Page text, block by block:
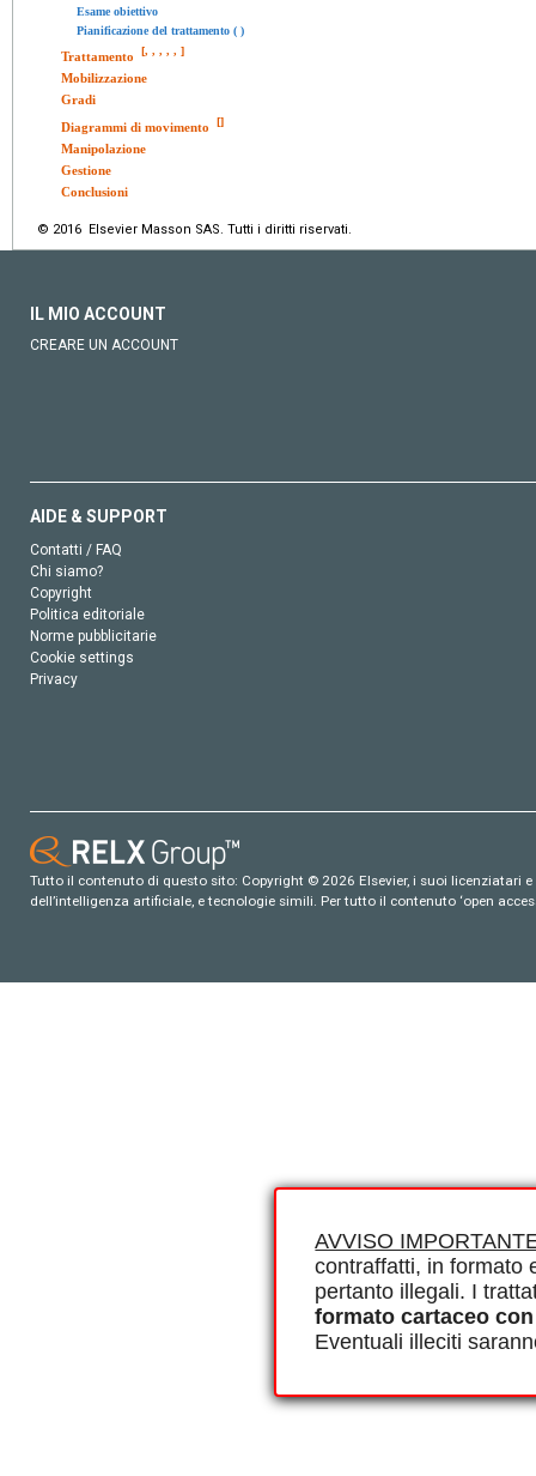
AVVISO
contraffatti, in formato
pertanto illegali. I
formato cartaceo
Eventuali illeciti
Esame obiettivo
Pianificazione del trattamento ( )
Trattamento [, , , , , ]
Mobilizzazione
Gradi
Diagrammi di movimento []
Manipolazione
Gestione
Conclusioni
© 2016 Elsevier Masson SAS. Tutti i diritti riservati.
IL MIO ACCOUNT
CREARE UN ACCOUNT
AIDE & SUPPORT
Contatti / FAQ
Chi siamo?
Copyright
Politica editoriale
Norme pubblicitarie
Cookie settings
Privacy
Tutto il contenuto di questo sito: Copyright © 2026 Elsevier, i suoi
dell’intelligenza artificiale, e tecnologie simili. Per tutto il contenuto ‘open